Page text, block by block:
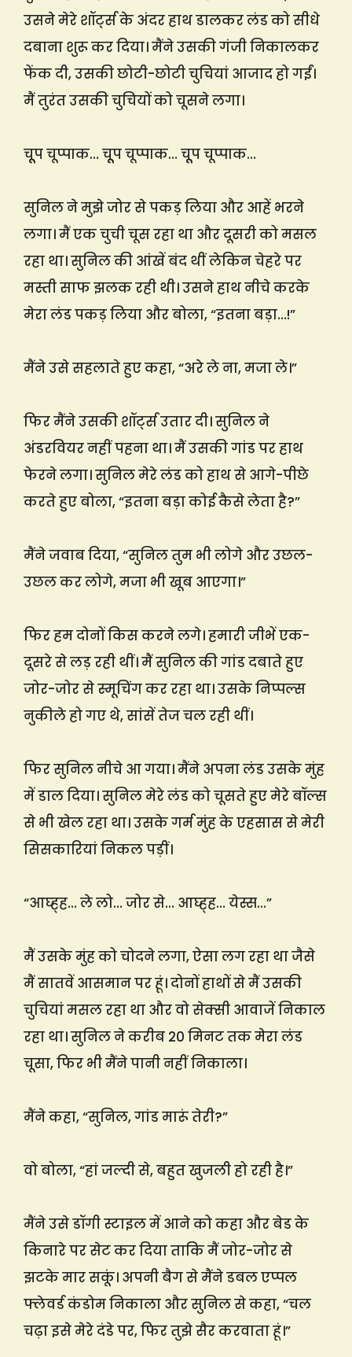
उसने मेरे शॉर्ट्स के अंदर हाथ डालकर लंड को सीधे
दबाना शुरू कर दिया। मैंने उसकी गंजी निकालकर
फेंक दी, उसकी छोटी-छोटी चुचियां आजाद हो गईं।
मैं तुरंत उसकी चुचियों को चूसने लगा।
चूूप चूप्पाक… चूूप चूप्पाक… चूूप चूप्पाक…
सुनिल ने मुझे जोर से पकड़ लिया और आहें भरने
लगा। मैं एक चुची चूस रहा था और दूसरी को मसल
रहा था। सुनिल की आंखें बंद थीं लेकिन चेहरे पर
मस्ती साफ झलक रही थी। उसने हाथ नीचे करके
मेरा लंड पकड़ लिया और बोला, “इतना बड़ा…!”
मैंने उसे सहलाते हुए कहा, “अरे ले ना, मजा ले।”
फिर मैंने उसकी शॉर्ट्स उतार दी। सुनिल ने
अंडरवियर नहीं पहना था। मैं उसकी गांड पर हाथ
फेरने लगा। सुनिल मेरे लंड को हाथ से आगे-पीछे
करते हुए बोला, “इतना बड़ा कोई कैसे लेता है?”
मैंने जवाब दिया, “सुनिल तुम भी लोगे और उछल-
उछल कर लोगे, मजा भी खूब आएगा।”
फिर हम दोनों किस करने लगे। हमारी जीभें एक-
दूसरे से लड़ रही थीं। मैं सुनिल की गांड दबाते हुए
जोर-जोर से स्मूचिंग कर रहा था। उसके निप्पल्स
नुकीले हो गए थे, सांसें तेज चल रही थीं।
फिर सुनिल नीचे आ गया। मैंने अपना लंड उसके मुंह
में डाल दिया। सुनिल मेरे लंड को चूसते हुए मेरे बॉल्स
से भी खेल रहा था। उसके गर्म मुंह के एहसास से मेरी
सिसकारियां निकल पड़ीं।
“आघ्ह्ह… ले लो… जोर से… आघ्ह्ह… येस्स…”
मैं उसके मुंह को चोदने लगा, ऐसा लग रहा था जैसे
मैं सातवें आसमान पर हूं। दोनों हाथों से मैं उसकी
चुचियां मसल रहा था और वो सेक्सी आवाजें निकाल
रहा था। सुनिल ने करीब 20 मिनट तक मेरा लंड
चूसा, फिर भी मैंने पानी नहीं निकाला।
मैंने कहा, “सुनिल, गांड मारूं तेरी?”
वो बोला, “हां जल्दी से, बहुत खुजली हो रही है।”
मैंने उसे डॉगी स्टाइल में आने को कहा और बेड के
किनारे पर सेट कर दिया ताकि मैं जोर-जोर से
झटके मार सकूं। अपनी बैग से मैंने डबल एप्पल
फ्लेवर्ड कंडोम निकाला और सुनिल से कहा, “चल
चढ़ा इसे मेरे दंडे पर, फिर तुझे सैर करवाता हूं।”